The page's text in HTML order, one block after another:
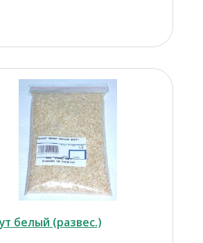
белый (развес.)